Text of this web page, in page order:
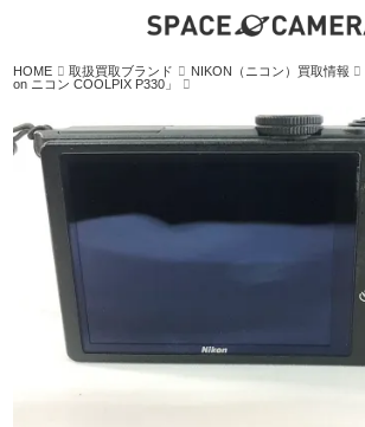
容
キ
ッ
プ
HOME 取扱買取ブランド NIKON（ニコン）買取情報
on ニコン COOLPIX P330」